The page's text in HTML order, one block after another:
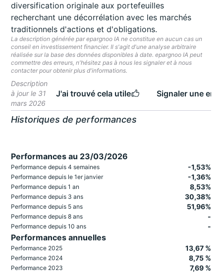
diversification originale aux portefeuilles
recherchant une décorrélation avec les marchés
traditionnels d'actions et d'obligations.
La description générée par epargnoo IA ne constitue en aucun cas un
conseil en investissement financier. Il s'agit d'une analyse arbitraire
réalisée sur la base des données disponibles à date. epargnoo IA peut
commettre des erreurs, n'hésitez pas à nous les signaler et à nous
contacter pour obtenir plus d'informations.
Description
à jour le 31
mars 2026
J'ai trouvé cela utile Signaler une
Historiques de performances
Performances au 23/03/2026
Performance depuis 4 semaines -1,53%
Performance depuis le 1er janvier -1,36%
Performance depuis 1 an 8,53%
Performance depuis 3 ans 30,38%
Performance depuis 5 ans 51,96%
Performance depuis 8 ans -
Performance depuis 10 ans -
Performances annuelles
Performance 2025 13,67 %
Performance 2024 8,75 %
Performance 2023 7,69 %